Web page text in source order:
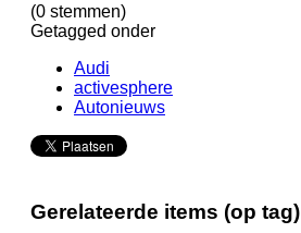
(0 stemmen)
Getagged onder
Audi
activesphere
Autonieuws
Gerelateerde items (op tag)